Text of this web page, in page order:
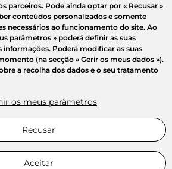
parceiros. Pode ainda optar por « Recusar »
conteúdos personalizados e somente
necessários ao funcionamento do site. Ao
parâmetros » poderá definir as suas
informações. Poderá modificar as suas
(na secção « Gerir os meus dados »).
a recolha dos dados e o seu tratamento
os meus parâmetros
Recusar
Aceitar